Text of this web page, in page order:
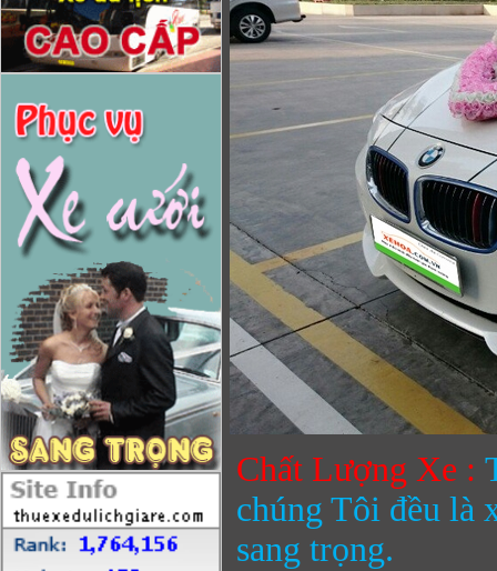
Chất Lượng Xe :
chúng Tôi đều là
sang trọng.